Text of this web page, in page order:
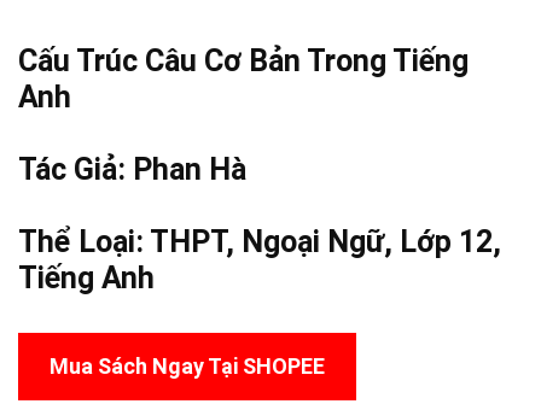
Cấu Trúc Câu Cơ Bản Trong Tiếng
Anh
Tác Giả: Phan Hà
Thể Loại: THPT, Ngoại Ngữ, Lớp 12,
Tiếng Anh
Mua Sách Ngay Tại SHOPEE